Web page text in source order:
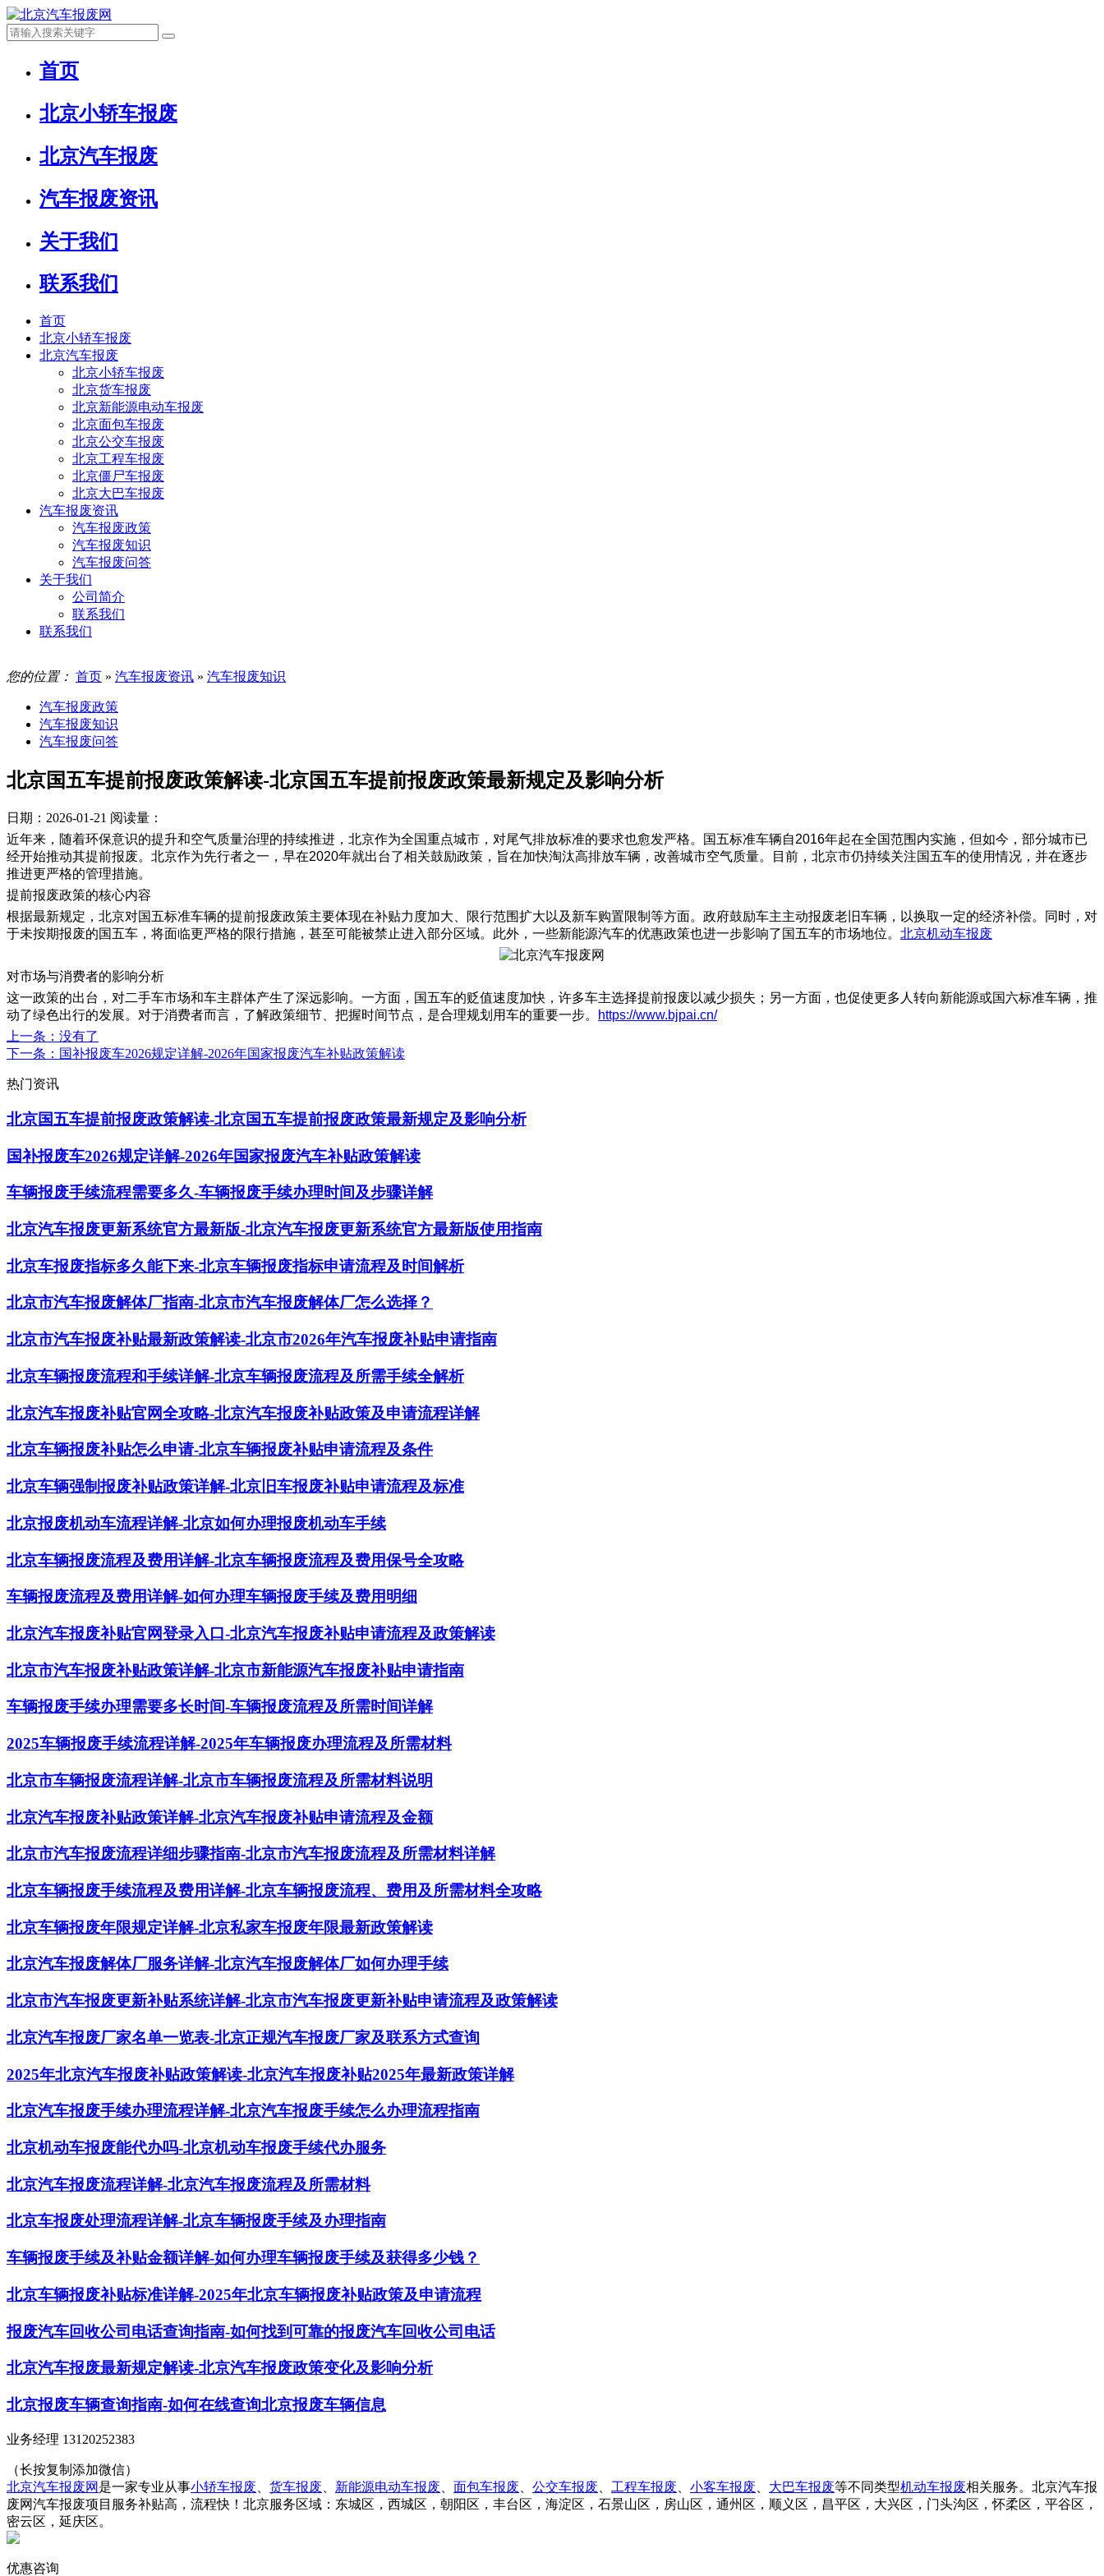
首页
北京小轿车报废
北京汽车报废
汽车报废资讯
关于我们
联系我们
首页
北京小轿车报废
北京汽车报废
北京小轿车报废
北京货车报废
北京新能源电动车报废
北京面包车报废
北京公交车报废
北京工程车报废
北京僵尸车报废
北京大巴车报废
汽车报废资讯
汽车报废政策
汽车报废知识
汽车报废问答
关于我们
公司简介
联系我们
联系我们
您的位置： 首页 » 汽车报废资讯 » 汽车报废知识
汽车报废政策
汽车报废知识
汽车报废问答
北京国五车提前报废政策解读-北京国五车提前报废政策最新规定及影响分析
日期：2026-01-21 阅读量：
近年来，随着环保意识的提升和空气质量治理的持续推进，北京作为全国重点城市，对尾气排放标准的要求也愈发严格。国五标准车辆自2016年起在全国范围内实施，但如今，部分城市已
经开始推动其提前报废。北京作为先行者之一，早在2020年就出台了相关鼓励政策，旨在加快淘汰高排放车辆，改善城市空气质量。目前，北京市仍持续关注国五车的使用情况，并在逐步
推进更严格的管理措施。
提前报废政策的核心内容
根据最新规定，北京对国五标准车辆的提前报废政策主要体现在补贴力度加大、限行范围扩大以及新车购置限制等方面。政府鼓励车主主动报废老旧车辆，以换取一定的经济补偿。同时，对
于未按期报废的国五车，将面临更严格的限行措施，甚至可能被禁止进入部分区域。此外，一些新能源汽车的优惠政策也进一步影响了国五车的市场地位。 北京机动车报废
对市场与消费者的影响分析
这一政策的出台，对二手车市场和车主群体产生了深远影响。一方面，国五车的贬值速度加快，许多车主选择提前报废以减少损失；另一方面，也促使更多人转向新能源或国六标准车辆，推
动了绿色出行的发展。对于消费者而言，了解政策细节、把握时间节点，是合理规划用车的重要一步。
https://www.bjpai.cn/
上一条 ：没有了
下一条 ：国补报废车2026规定详解-2026年国家报废汽车补贴政策解读
热门资讯
北京国五车提前报废政策解读-北京国五车提前报废政策最新规定及影响分析
国补报废车2026规定详解-2026年国家报废汽车补贴政策解读
车辆报废手续流程需要多久-车辆报废手续办理时间及步骤详解
北京汽车报废更新系统官方最新版-北京汽车报废更新系统官方最新版使用指南
北京车报废指标多久能下来-北京车辆报废指标申请流程及时间解析
北京市汽车报废解体厂指南-北京市汽车报废解体厂怎么选择？
北京市汽车报废补贴最新政策解读-北京市2026年汽车报废补贴申请指南
北京车辆报废流程和手续详解-北京车辆报废流程及所需手续全解析
北京汽车报废补贴官网全攻略-北京汽车报废补贴政策及申请流程详解
北京车辆报废补贴怎么申请-北京车辆报废补贴申请流程及条件
北京车辆强制报废补贴政策详解-北京旧车报废补贴申请流程及标准
北京报废机动车流程详解-北京如何办理报废机动车手续
北京车辆报废流程及费用详解-北京车辆报废流程及费用保号全攻略
车辆报废流程及费用详解-如何办理车辆报废手续及费用明细
北京汽车报废补贴官网登录入口-北京汽车报废补贴申请流程及政策解读
北京市汽车报废补贴政策详解-北京市新能源汽车报废补贴申请指南
车辆报废手续办理需要多长时间-车辆报废流程及所需时间详解
2025车辆报废手续流程详解-2025年车辆报废办理流程及所需材料
北京市车辆报废流程详解-北京市车辆报废流程及所需材料说明
北京汽车报废补贴政策详解-北京汽车报废补贴申请流程及金额
北京市汽车报废流程详细步骤指南-北京市汽车报废流程及所需材料详解
北京车辆报废手续流程及费用详解-北京车辆报废流程、费用及所需材料全攻略
北京车辆报废年限规定详解-北京私家车报废年限最新政策解读
北京汽车报废解体厂服务详解-北京汽车报废解体厂如何办理手续
北京市汽车报废更新补贴系统详解-北京市汽车报废更新补贴申请流程及政策解读
北京汽车报废厂家名单一览表-北京正规汽车报废厂家及联系方式查询
2025年北京汽车报废补贴政策解读-北京汽车报废补贴2025年最新政策详解
北京汽车报废手续办理流程详解-北京汽车报废手续怎么办理流程指南
北京机动车报废能代办吗-北京机动车报废手续代办服务
北京汽车报废流程详解-北京汽车报废流程及所需材料
北京车报废处理流程详解-北京车辆报废手续及办理指南
车辆报废手续及补贴金额详解-如何办理车辆报废手续及获得多少钱？
北京车辆报废补贴标准详解-2025年北京车辆报废补贴政策及申请流程
报废汽车回收公司电话查询指南-如何找到可靠的报废汽车回收公司电话
北京汽车报废最新规定解读-北京汽车报废政策变化及影响分析
北京报废车辆查询指南-如何在线查询北京报废车辆信息
业务经理 13120252383
（长按复制添加微信）
北京汽车报废网 是一家专业从事小轿车报废 货车报废 新能源电动车报废 面包车报废 公交车报废 工程车报废 小客车报废 大巴车报废等不同类型机动车报废相关服务。北京汽车报
废网汽车报废项目服务补贴高，流程快！北京服务区域：东城区，西城区，朝阳区，丰台区，海淀区，石景山区，房山区，通州区，顺义区，昌平区，大兴区，门头沟区，怀柔区，平谷区，
密云区，延庆区。
优惠咨询